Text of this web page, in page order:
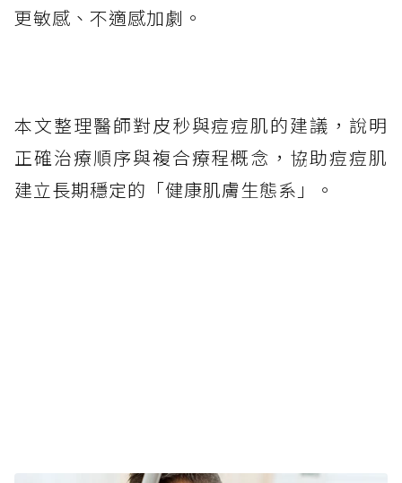
更敏感、不適感加劇。
本文整理醫師對皮秒與痘痘肌的建議，說明
正確治療順序與複合療程概念，協助痘痘肌
建立長期穩定的「健康肌膚生態系」。